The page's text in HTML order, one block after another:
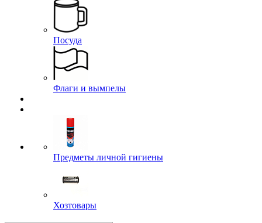
Посуда
Флаги и вымпелы
Предметы личной гигиены
Хозтовары